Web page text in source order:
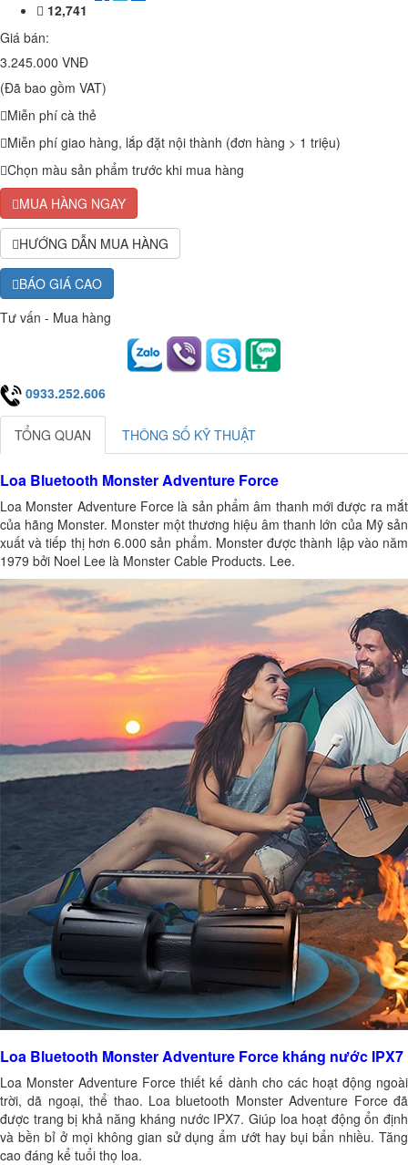
12,741
Giá bán:
3.245.000 VNĐ
(Đã bao gồm VAT)
Miễn phí cà thẻ
Miễn phí giao hàng, lắp đặt nội thành (đơn hàng > 1 triệu)
Chọn màu sản phẩm trước khi mua hàng
MUA HÀNG NGAY
HƯỚNG DẪN MUA HÀNG
BÁO GIÁ CAO
Tư vấn - Mua hàng
0933.252.606
TỔNG QUAN THÔNG SỐ KỸ THUẬT
Loa Bluetooth Monster Adventure Force
Loa Monster Adventure Force là sản phẩm âm thanh mới được ra mắt
của hãng Monster. Monster một thương hiệu âm thanh lớn của Mỹ sản
xuất và tiếp thị hơn 6.000 sản phẩm. Monster được thành lập vào năm
1979 bởi Noel Lee là Monster Cable Products. Lee.
Loa Bluetooth Monster Adventure Force kháng nước IPX7
Loa Monster Adventure Force thiết kế dành cho các hoạt động ngoài
trời, dã ngoại, thể thao. Loa bluetooth Monster Adventure Force đã
được trang bị khả năng kháng nước IPX7. Giúp loa hoạt động ổn định
và bền bỉ ở mọi không gian sử dụng ẩm ướt hay bụi bẩn nhiều. Tăng
cao đáng kể tuổi thọ loa.